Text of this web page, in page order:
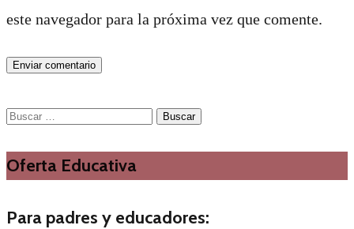
este navegador para la próxima vez que comente.
Buscar:
Oferta Educativa
Para padres y educadores: